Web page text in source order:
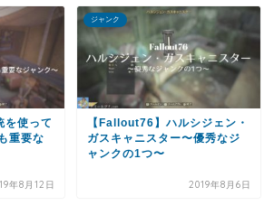
を使って
重要な
年8月12日
ジャンク
【Fallout76】ハルシジェン・
ガスキャニスター〜優秀なジ
ャンクの1つ〜
2019年8月6日